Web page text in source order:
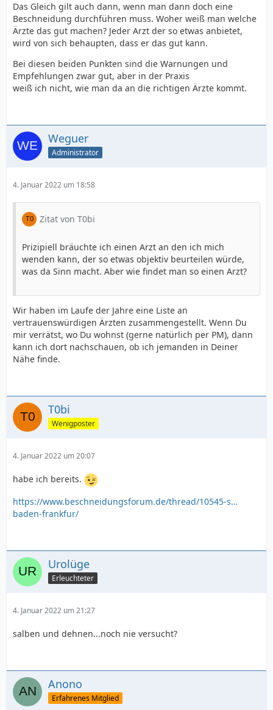
Das Gleich gilt auch dann, wenn man dann doch eine
Beschneidung durchführen muss. Woher weiß man welche
Ärzte das gut machen? Jeder Arzt der so etwas anbietet,
wird von sich behaupten, dass er das gut kann.
Bei diesen beiden Punkten sind die Warnungen und
Empfehlungen zwar gut, aber in der Praxis
weiß ich nicht, wie man da an die richtigen Ärzte kommt.
Weguer
Administrator
4. Januar 2022 um 18:58
Zitat von T0bi
Prizipiell bräuchte ich einen Arzt an den ich mich
wenden kann, der so etwas objektiv beurteilen würde,
was da Sinn macht. Aber wie findet man so einen Arzt?
Wir haben im Laufe der Jahre eine Liste an
vertrauenswürdigen Ärzten zusammengestellt. Wenn Du
mir verrätst, wo Du wohnst (gerne natürlich per PM), dann
kann ich dort nachschauen, ob ich jemanden in Deiner
Nähe finde.
T0bi
Wenigposter
4. Januar 2022 um 20:07
habe ich bereits.
https://www.beschneidungsforum.de/thread/10545-s…
baden-frankfur/
Urolüge
Erleuchteter
4. Januar 2022 um 21:27
salben und dehnen...noch nie versucht?
Anono
Erfahrenes Mitglied